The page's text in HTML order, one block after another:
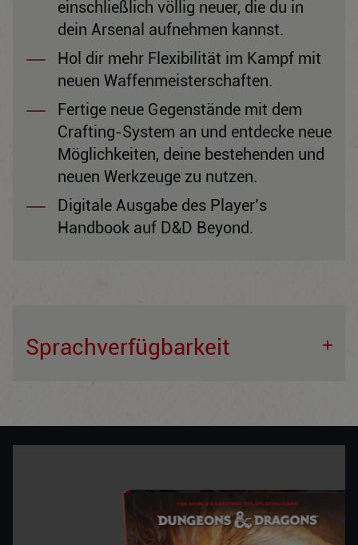
einschließlich völlig neuer, die du in
dein Arsenal aufnehmen kannst.
Hol dir mehr Flexibilität im Kampf mit
neuen Waffenmeisterschaften.
Fertige neue Gegenstände mit dem
Crafting-System an und entdecke neue
Möglichkeiten, deine bestehenden und
neuen Werkzeuge zu nutzen.
Digitale Ausgabe des Player’s
Handbook auf D&D Beyond.
Sprachverfügbarkeit